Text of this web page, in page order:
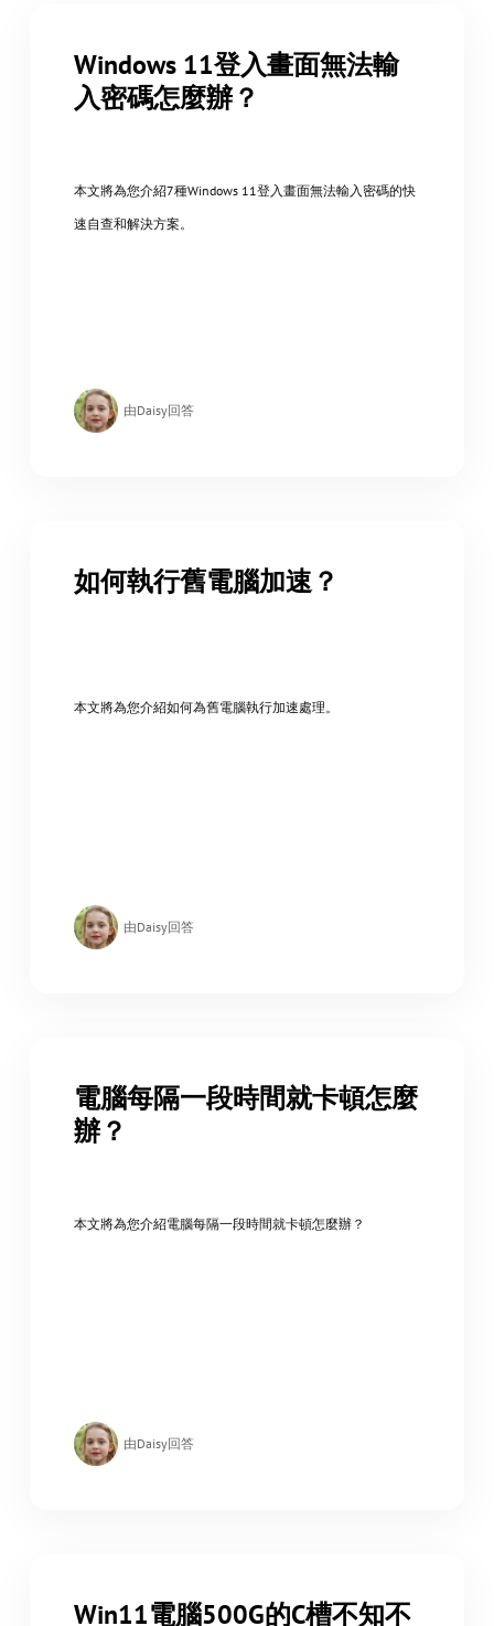
Windows 11登入畫面無法輸
入密碼怎麼辦？
本文將為您介紹7種Windows 11登入畫面無法輸入密碼的快
速自查和解決方案。
由Daisy回答
如何執行舊電腦加速？
本文將為您介紹如何為舊電腦執行加速處理。
由Daisy回答
電腦每隔一段時間就卡頓怎麼
辦？
本文將為您介紹電腦每隔一段時間就卡頓怎麼辦？
由Daisy回答
Win11電腦500G的C槽不知不